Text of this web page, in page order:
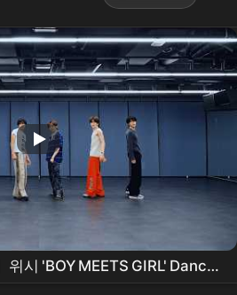
위시 'BOY MEETS GIRL' Dance
Practice